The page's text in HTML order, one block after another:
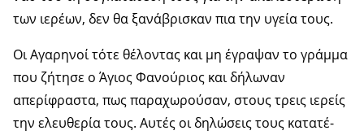
των ιερέων, δεν θα ξανάβρισκαν πια την υ­γεία τους.
Οι Αγαρηνοί τότε θέλοντας και μη έγραψαν το γράμμα
που ζήτησε ο Άγιος Φανούριος και δήλωναν
απερίφραστα, πως παραχωρούσαν, στους τρεις ιερείς
την ελευ­θερία τους. Αυτές οι δηλώσεις τους κατατέ­